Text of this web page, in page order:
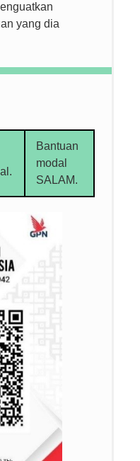
yang dia
Bantuan
modal
SALAM.